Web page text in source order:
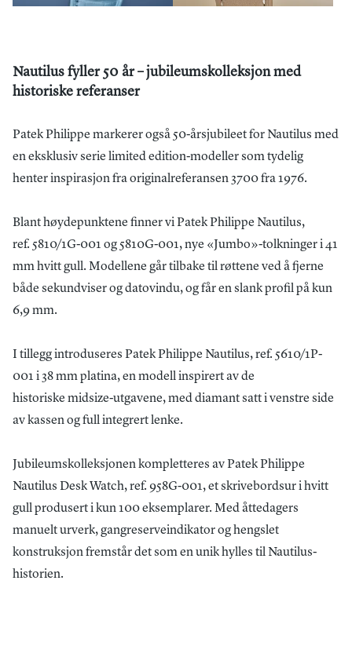
Nautilus fyller 50 år – jubileumskolleksjon med
historiske referanser
Patek Philippe markerer også 50-årsjubileet for Nautilus med
en eksklusiv serie limited edition-modeller som tydelig
henter inspirasjon fra originalreferansen 3700 fra 1976.
Blant høydepunktene finner vi Patek Philippe Nautilus,
ref. 5810/1G-001 og 5810G-001, nye «Jumbo»-tolkninger i 41
mm hvitt gull. Modellene går tilbake til røttene ved å fjerne
både sekundviser og datovindu, og får en slank profil på kun
6,9 mm.
I tillegg introduseres Patek Philippe Nautilus, ref. 5610/1P-
001 i 38 mm platina, en modell inspirert av de
historiske midsize-utgavene, med diamant satt i venstre side
av kassen og full integrert lenke.
Jubileumskolleksjonen kompletteres av Patek Philippe
Nautilus Desk Watch, ref. 958G-001, et skrivebordsur i hvitt
gull produsert i kun 100 eksemplarer. Med åttedagers
manuelt urverk, gangreserveindikator og hengslet
konstruksjon fremstår det som en unik hylles til Nautilus-
historien.